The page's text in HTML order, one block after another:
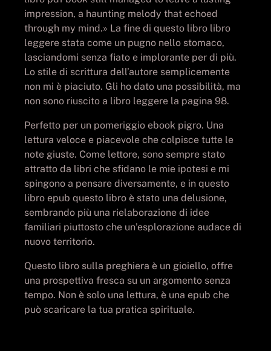
impression, a haunting melody that echoed
through my mind.» La fine di questo libro libro
leggere stata come un pugno nello stomaco,
lasciandomi senza fiato e implorante per di più.
Lo stile di scrittura dell’autore semplicemente
non mi è piaciuto. Gli ho dato una possibilità, ma
non sono riuscito a libro leggere la pagina 98.
Perfetto per un pomeriggio ebook pigro. Una
lettura veloce e piacevole che colpisce tutte le
note giuste. Come lettore, sono sempre stato
attratto da libri che sfidano le mie ipotesi e mi
spingono a pensare diversamente, e in questo
libro epub questo libro è stato una delusione,
sembrando più una rielaborazione di idee
familiari piuttosto che un’esplorazione audace di
nuovo territorio.
Questo libro sulla preghiera è un gioiello, offre
una prospettiva fresca su un argomento senza
tempo. Non è solo una lettura, è una epub che
può scaricare la tua pratica spirituale.